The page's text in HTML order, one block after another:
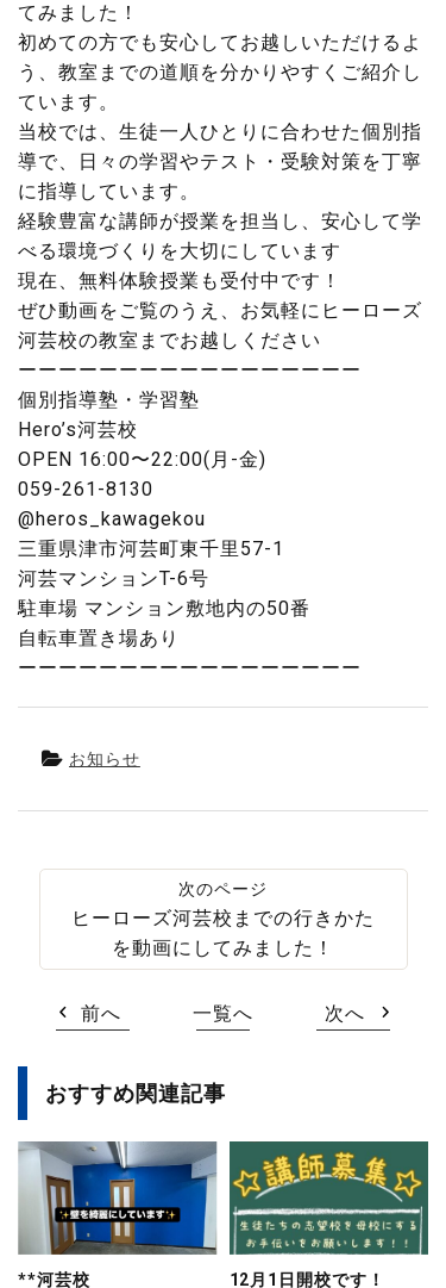
てみました！
初めての方でも安心してお越しいただけるよ
う、教室までの道順を分かりやすくご紹介し
ています。
当校では、生徒一人ひとりに合わせた個別指
導で、日々の学習やテスト・受験対策を丁寧
に指導しています。
経験豊富な講師が授業を担当し、安心して学
べる環境づくりを大切にしています
現在、無料体験授業も受付中です！
ぜひ動画をご覧のうえ、お気軽にヒーローズ
河芸校の教室までお越しください
ーーーーーーーーーーーーーーーーー
個別指導塾・学習塾
Hero’s河芸校
OPEN 16:00〜22:00(月-金)
059-261-8130
@heros_kawagekou
三重県津市河芸町東千里57-1
河芸マンションT-6号
駐車場 マンション敷地内の50番
自転車置き場あり
ーーーーーーーーーーーーーーーーー
お知らせ
ヒーローズ河芸校までの行きかた
を動画にしてみました！
前へ 一覧へ 次へ
おすすめ関連記事
**河芸校 12月1日開校です！